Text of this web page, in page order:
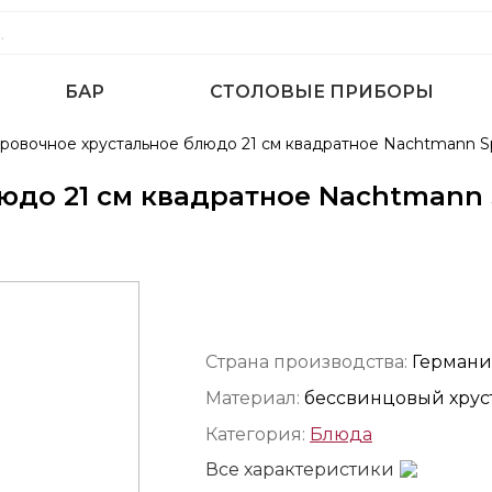
БАР СТОЛОВЫЕ ПРИБОРЫ
хрустальное блюдо 21 см квадратное Nachtmann
21 см квадратное Nachtmann
Страна производства:
Материал: бессвинцовый
Категория: Блюда
Все характеристики